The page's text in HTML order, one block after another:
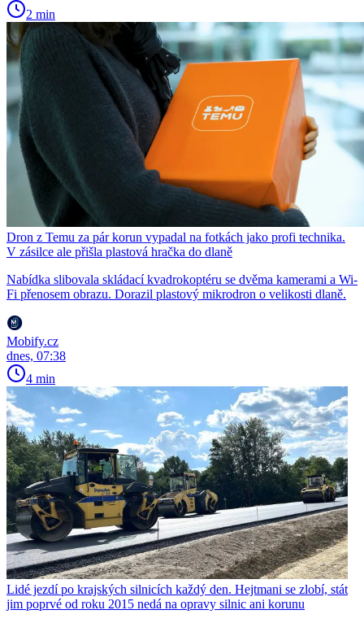
2 min
Dron z Temu za pár korun vypadal na fotkách jako profi technika.
V zásilce ale přišla plastová hračka do dlaně
Nabídka slibovala skládací kvadrokoptéru se dvěma kamerami a Wi-
Fi přenosem obrazu. Dorazil plastový mikrodron o velikosti dlaně.
Mobify.cz
dnes, 07:38
4 min
Lidé jezdí po krajských silnicích každý den. Hejtmani se zlobí, stát
jim poprvé od roku 2015 nedá na opravy silnic ani korunu